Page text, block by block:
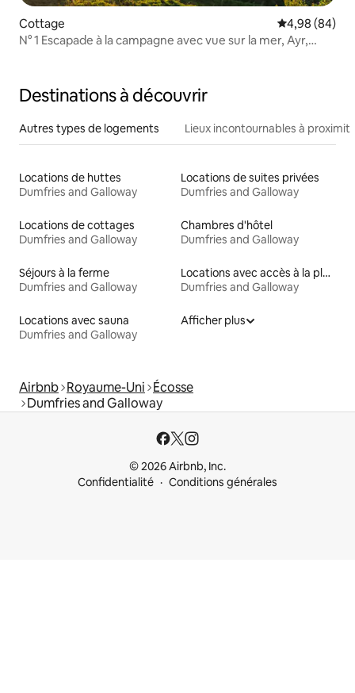
Cottage Évaluation
4,98 (84)
N° 1 Escapade à la campagne avec vue sur la mer, Ayr,
Destinations à découvrir
Autres types de logements Lieux incontournables à
Locations de huttes
Dumfries and Galloway
Locations de suites privées
Dumfries and Galloway
Locations de cottages
Dumfries and Galloway
Chambres d'hôtel
Dumfries and Galloway
Séjours à la ferme
Dumfries and Galloway
Locations avec accès à la plage
Dumfries and Galloway
Locations avec sauna
Dumfries and Galloway
Afficher plus
Airbnb Royaume-Uni Écosse
Dumfries and Galloway
© 2026 Airbnb, Inc.
Confidentialité
Conditions générales